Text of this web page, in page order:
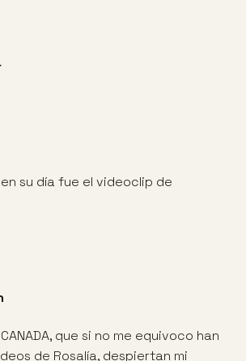
su día fue el videoclip de
que si no me equivoco han
de Rosalía, despiertan mi